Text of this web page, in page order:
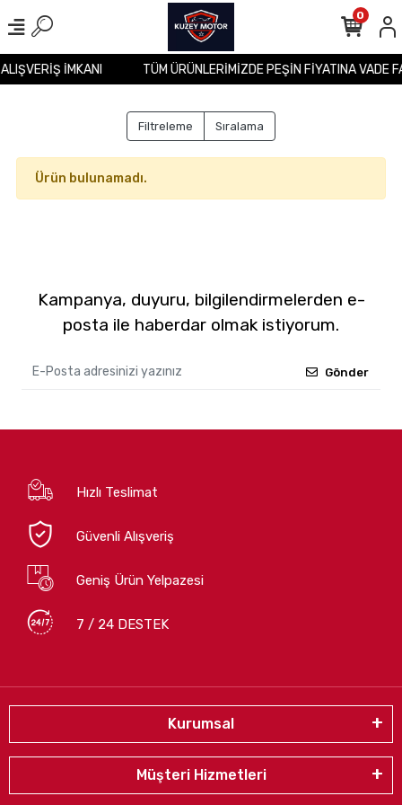
İMKANI TÜM ÜRÜNLERİMİZDE PEŞİN FİYATINA VADE
0
Filtreleme Sıralama
Ürün bulunamadı.
Kampanya, duyuru, bilgilendirmelerden e-
posta ile haberdar olmak istiyorum.
Gönder
Hızlı Teslimat
Güvenli Alışveriş
Geniş Ürün Yelpazesi
7 / 24 DESTEK
Kurumsal
Müşteri Hizmetleri